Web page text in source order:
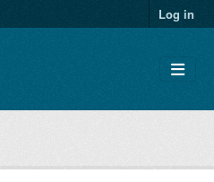
Log in